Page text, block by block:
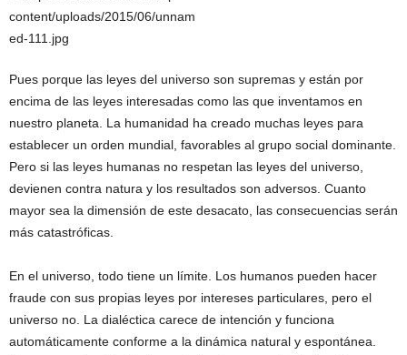
Pues porque las leyes del universo son supremas y están por
encima de las leyes interesadas como las que inventamos en
nuestro planeta. La humanidad ha creado muchas leyes para
establecer un orden mundial, favorables al grupo social dominante.
Pero si las leyes humanas no respetan las leyes del universo,
devienen contra natura y los resultados son adversos. Cuanto
mayor sea la dimensión de este desacato, las consecuencias serán
más catastróficas.
En el universo, todo tiene un límite. Los humanos pueden hacer
fraude con sus propias leyes por intereses particulares, pero el
universo no. La dialéctica carece de intención y funciona
automáticamente conforme a la dinámica natural y espontánea.